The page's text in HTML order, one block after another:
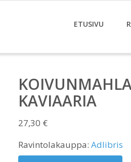
ETUSIVU
KAVIAARIA
27,30 €
Ravintolakauppa: Adlibris